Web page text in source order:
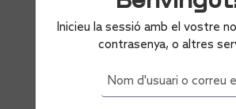
Inicieu la sessió amb el vostre
contrasenya, o altres
Nom d'usuari o correu